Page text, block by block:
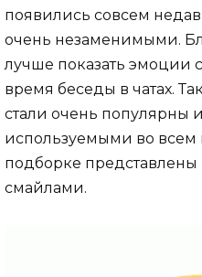
появились совсем
очень незаменимыми.
лучше показать эмоции
время беседы в чатах.
стали очень популярны
используемыми во
подборке
смайлами.